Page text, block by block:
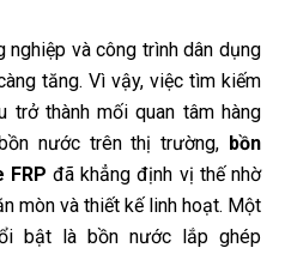
nghiệp và công trình dân dụng
tăng. Vì vậy, việc tìm kiếm
thành mối quan tâm hàng
nước trên thị trường, bồn
FRP đã khẳng định vị thế nhờ
mòn và thiết kế linh hoạt. Một
bật là bồn nước lắp ghép